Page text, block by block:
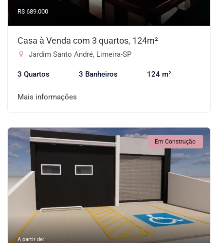
R$ 689.000
Casa à Venda com 3 quartos, 124m²
Jardim Santo André, Limeira-SP
3 Quartos 3 Banheiros 124 m²
Mais informações
Em Construção
A partir de: